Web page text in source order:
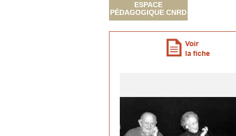
ESPACE
PÉDAGOGIQUE CNRD